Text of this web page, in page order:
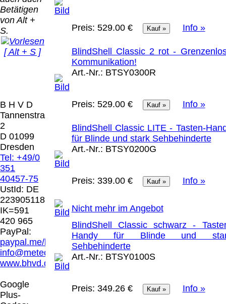
Betätigen
von Alt +
S.
[ Alt + S ]
B H V D
Tannenstrasse
2
D 01099
Dresden
Tel: +49/0
351
40457-75
UstId: DE
223905118
IK=591
420 965
PayPal:
paypal.me/blindenhilfsmittel
info@meteor.vision
www.bhvd.de
Google
Plus-
Preis: 529.00 € Info »
BlindShell Classic 2 rot -
Kommunikation!
Art.-Nr.: BTSY0300R
Preis: 529.00 € Info »
BlindShell Classic LITE - Tasten-
für Blinde und stark Sehbehinderte
Art.-Nr.: BTSY0200G
Preis: 339.00 € Info »
Nicht mehr im Angebot
BlindShell Classic schwarz -
Handy für Blinde und
Sehbehinderte
Art.-Nr.: BTSY0100S
Preis: 349.26 € Info »
Der Versand erfolgt
als versichertes
Paket.
Selbstabholung
vom Büro oder
von
Ausstellungen:
0.00 €
erhalten Sie per
Email z.B. einen
und die
Rechnung /
Lieferschein. Sie
Datenträger.
Die in diesem Dokument genannten
Warenzeichen sind Eigentum der jeweiligen
Firmen. Preisänderungen, Irrtümer und
technische Änderungen vorbehalten.
letzte Änderung: 13. Juli 2026 Blinden
Hilfsmittel Vertrieb Dresden,
Mit einem Urteil vom 12.05.1998 - 312 O
85/98 - Haftung für Links hat das Landgericht
Hamburg entschieden, dass man durch die
Anbringung eines Links, die Inhalte der
gelinkten Seite ggf. mit zu verantworten hat.
Dieses kann nur dadurch verhindert werden,
dass man sich ausdrücklich von diesen
Inhalten distanziert. Hiermit distanzieren wir
uns ausdrücklich von allen Inhalten, aller
gelinkten Seiten auf unserer Homepage und
[ 9769 ]